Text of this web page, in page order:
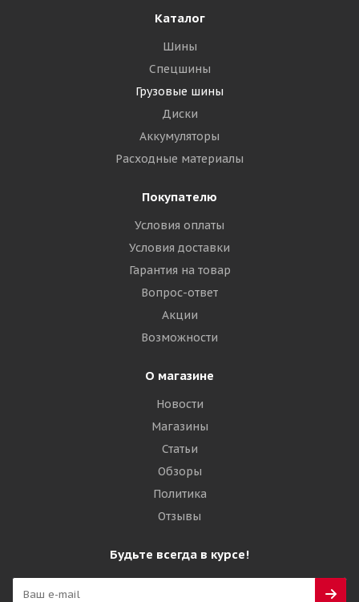
Каталог
Шины
Спецшины
Грузовые шины
Диски
Аккумуляторы
Расходные материалы
Покупателю
Условия оплаты
Условия доставки
Гарантия на товар
Вопрос-ответ
Акции
Возможности
О магазине
Новости
Магазины
Статьи
Обзоры
Политика
Отзывы
Будьте всегда в курсе!